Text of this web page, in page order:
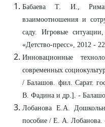
Бабаева Т. И.,
взаимоотношения и
саду. Игровые
«Детство-пресс», 2012 -
Инновационные
современных
/ Балашов. фил. Сарат.
В. Фадина и др.]. -
Лобанова Е.А.
пособие / Е. А. Лобанова.